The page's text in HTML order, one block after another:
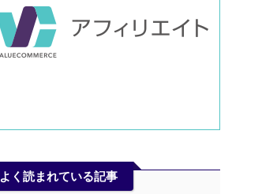
よく読まれている記事